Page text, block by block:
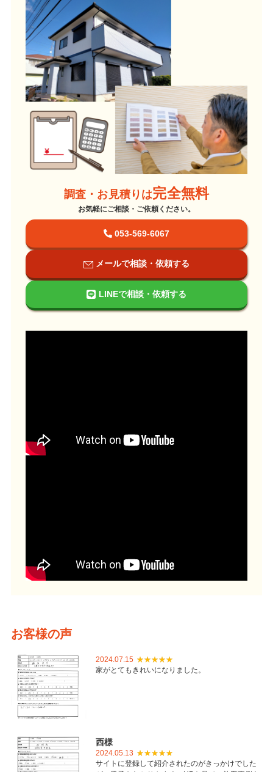
調査・お見積りは完全無料
お気軽にご相談・ご依頼ください。
053-569-6067
メールで相談・依頼する
LINEで相談・依頼する
お客様の声
2024.07.15
家がとてもきれいになりました。
西様
2024.05.13
サイトに登録して紹介されたのがきっかけでした